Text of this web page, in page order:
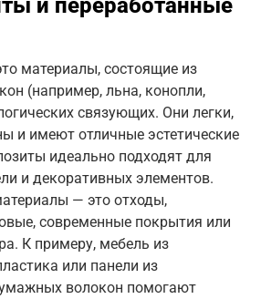
и переработанные
материалы, состоящие из
(например, льна, конопли,
связующих. Они легки,
и имеют отличные эстетические
идеально подходят для
и декоративных элементов.
— это отходы,
современные покрытия или
К примеру, мебель из
или панели из
волокон помогают